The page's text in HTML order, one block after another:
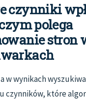
czynniki
polega
stron
w wynikach
czynników, które